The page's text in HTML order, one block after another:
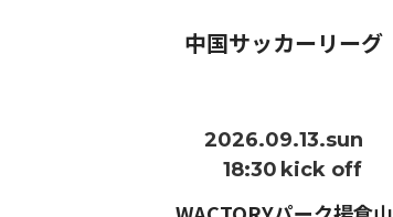
中国サッカーリーグ
2026.09.13.sun
18:30 kick off